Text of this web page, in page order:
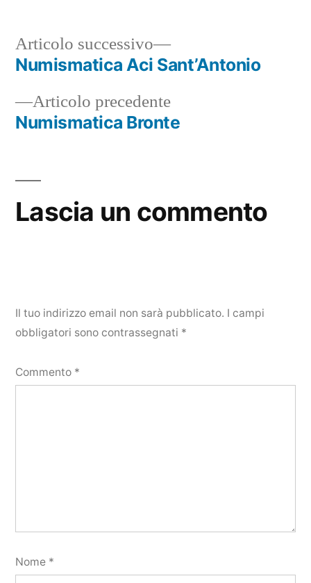
Navigazione
articoli
Articolo precedenteArticolo
precedente:
Numismatica Bronte
Articolo successivo
Articolo
successivo:
Numismatica Aci Sant’Antonio
Lascia un commento
Il tuo indirizzo email non sarà pubblicato. I campi
obbligatori sono contrassegnati *
Commento *
Nome *